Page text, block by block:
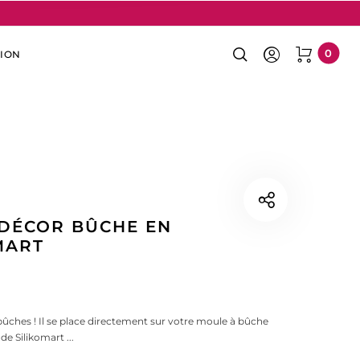
0
BÛCHE EN
! Il se place directement sur votre moule à bûche
Silikomart ...